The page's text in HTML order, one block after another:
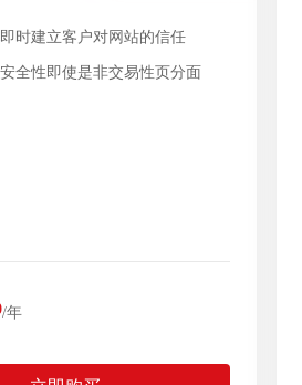
时建立客户对网站的信任
全性即使是非交易性页分面
/年